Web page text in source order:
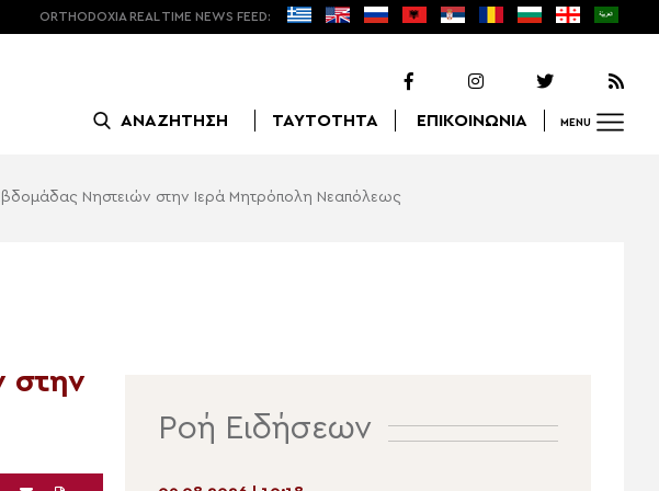
ORTHODOXIA REAL TIME NEWS FEED:
ΑΝΑΖΗΤΗΣΗ ΤΑΥΤΟΤΗΤΑ ΕΠΙΚΟΙΝΩΝΙΑ MENU
Αναζήτηση
Νηστειών στην Ιερά Μητρόπολη Νεαπόλεως
στην
Ροή Ειδήσεων